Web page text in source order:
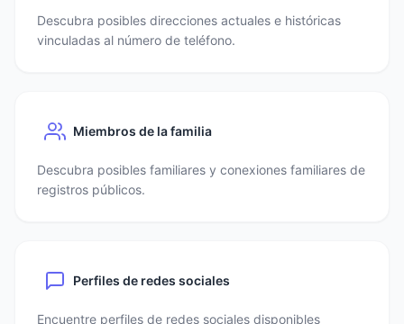
Descubra posibles direcciones actuales e históricas
vinculadas al número de teléfono.
Miembros de la familia
Descubra posibles familiares y conexiones familiares de
registros públicos.
Perfiles de redes sociales
Encuentre perfiles de redes sociales disponibles